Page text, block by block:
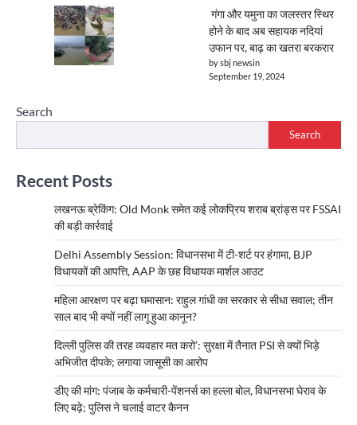
गंगा और यमुना का जलस्तर स्थिर
होने के बाद अब सहायक नदियां
उफान पर, बाढ़ का खतरा बरकरार
by sbj newsin
September 19, 2024
Search
Search
Recent Posts
लखनऊ ब्रेकिंग: Old Monk समेत कई लोकप्रिय शराब ब्रांड्स पर FSSAI
की बड़ी कार्रवाई
Delhi Assembly Session: विधानसभा में टी-शर्ट पर हंगामा, BJP
विधायकों की आपत्ति, AAP के छह विधायक मार्शल आउट
महिला आरक्षण पर बढ़ा घमासान: राहुल गांधी का सरकार से सीधा सवाल; तीन
साल बाद भी क्यों नहीं लागू हुआ कानून?
दिल्ली पुलिस की तरह व्यवहार मत करो’: सुरक्षा में तैनात PSI से क्यों भिड़े
अभिजीत दीपके; लगाया जासूसी का आरोप
डीए की मांग: पंजाब के कर्मचारी-पेंशनर्स का हल्ला बोल, विधानसभा घेराव के
लिए बढ़े; पुलिस ने चलाई वाटर कैनन